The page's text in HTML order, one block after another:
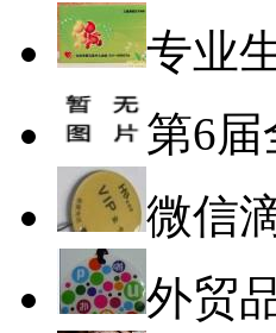
专业
第6届
微信
外贸